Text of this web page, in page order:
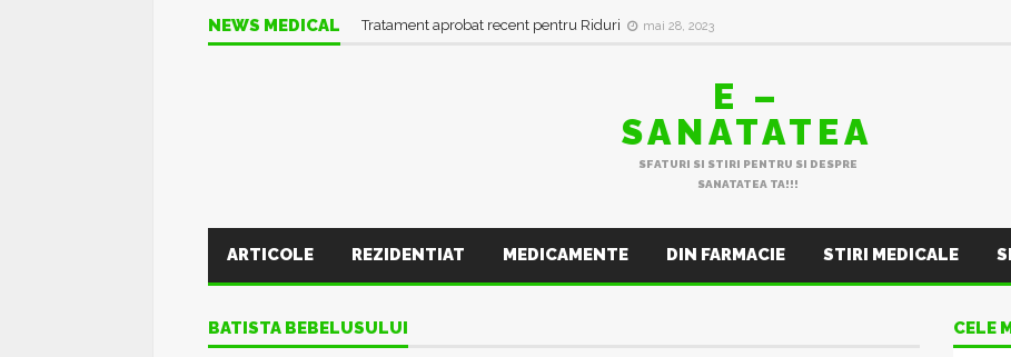
NEWS MEDICAL Tratament aprobat recent pentru Riduri mai 28, 2023
E –
SANATATEA
SFATURI SI STIRI PENTRU SI DESPRE
SANATATEA TA!!!
ARTICOLE REZIDENTIAT MEDICAMENTE DIN FARMACIE STIRI MEDICALE
BATISTA BEBELUSULUI CELE